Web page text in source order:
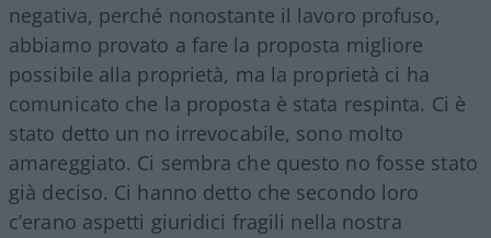
negativa, perché nonostante il lavoro profuso,
abbiamo provato a fare la proposta migliore
possibile alla proprietà, ma la proprietà ci ha
comunicato che la proposta è stata respinta. Ci è
stato detto un no irrevocabile, sono molto
amareggiato. Ci sembra che questo no fosse stato
già deciso. Ci hanno detto che secondo loro
c’erano aspetti giuridici fragili nella nostra